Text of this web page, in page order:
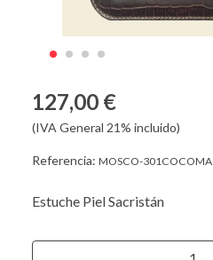
127,00 €
(IVA General 21% incluido)
Referencia: MOSCO-301COCOMA
Estuche Piel Sacristán